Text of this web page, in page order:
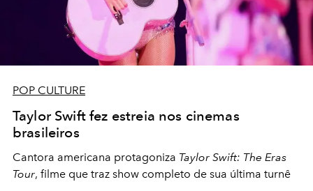
POP CULTURE
Taylor Swift fez estreia nos cinemas
brasileiros
Cantora americana protagoniza Taylor Swift: The Eras
Tour, filme que traz show completo de sua última turnê